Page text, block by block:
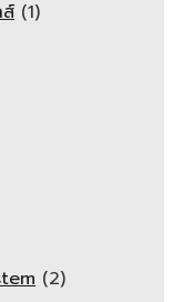
ส์ (1)
(2)